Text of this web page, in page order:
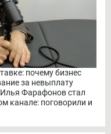
почему бизнес
за невыплату
Фарафонов стал
канале: поговорили и